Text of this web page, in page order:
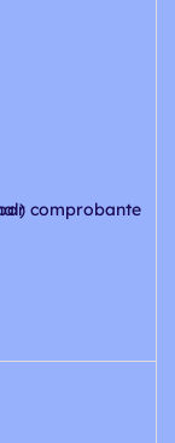
comprobante